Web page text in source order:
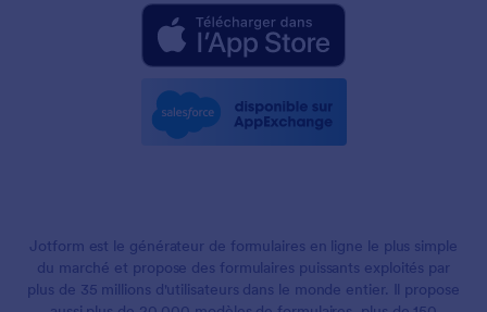
Jotform est le générateur de formulaires en ligne le plus simple
du marché et propose des formulaires puissants exploités par
plus de 35 millions d'utilisateurs dans le monde entier. Il propose